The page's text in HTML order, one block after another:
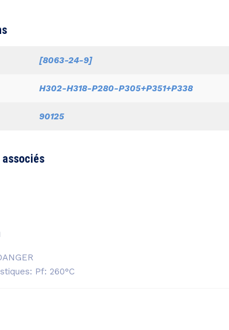
[8063-24-9]
H302-H318-P280-P305+P351+P338
90125
Pf: 260°C